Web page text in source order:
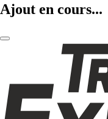
Ajout en cours...